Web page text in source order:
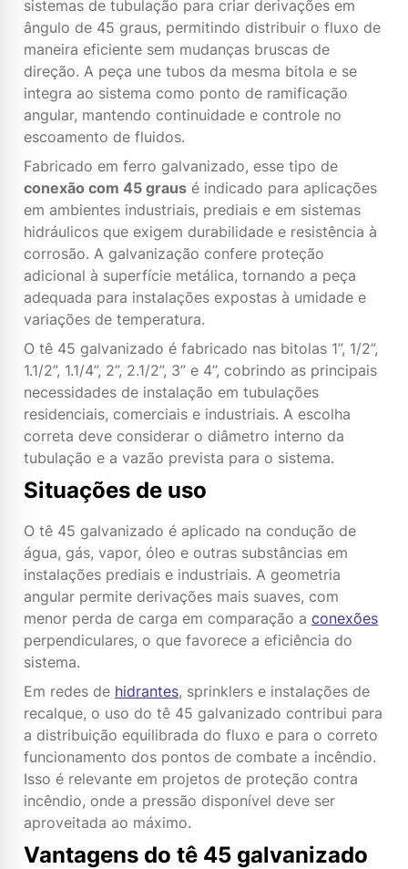
sistemas de tubulação para criar derivações em
ângulo de 45 graus, permitindo distribuir o fluxo de
maneira eficiente sem mudanças bruscas de
direção. A peça une tubos da mesma bitola e se
integra ao sistema como ponto de ramificação
angular, mantendo continuidade e controle no
escoamento de fluidos.
Fabricado em ferro galvanizado, esse tipo de
conexão com 45 graus é indicado para aplicações
em ambientes industriais, prediais e em sistemas
hidráulicos que exigem durabilidade e resistência à
corrosão. A galvanização confere proteção
adicional à superfície metálica, tornando a peça
adequada para instalações expostas à umidade e
variações de temperatura.
O tê 45 galvanizado é fabricado nas bitolas 1”, 1/2”,
1.1/2”, 1.1/4”, 2”, 2.1/2”, 3” e 4”, cobrindo as principais
necessidades de instalação em tubulações
residenciais, comerciais e industriais. A escolha
correta deve considerar o diâmetro interno da
tubulação e a vazão prevista para o sistema.
Situações de uso
O tê 45 galvanizado é aplicado na condução de
água, gás, vapor, óleo e outras substâncias em
instalações prediais e industriais. A geometria
angular permite derivações mais suaves, com
menor perda de carga em comparação a conexões
perpendiculares, o que favorece a eficiência do
sistema.
Em redes de hidrantes, sprinklers e instalações de
recalque, o uso do tê 45 galvanizado contribui para
a distribuição equilibrada do fluxo e para o correto
funcionamento dos pontos de combate a incêndio.
Isso é relevante em projetos de proteção contra
incêndio, onde a pressão disponível deve ser
aproveitada ao máximo.
Vantagens do tê 45 galvanizado